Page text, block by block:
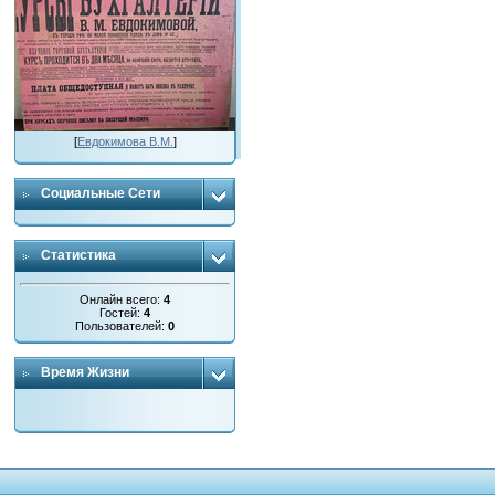
[Евдокимова В.М. ]
Социальные Сети
Статистика
Онлайн всего:4
Гостей:4
Пользователей:0
Время Жизни